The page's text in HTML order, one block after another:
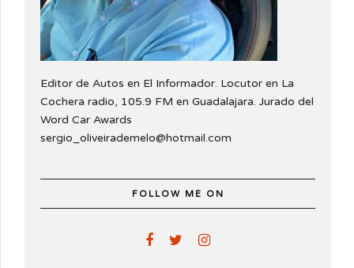
Editor de Autos en El Informador. Locutor en La
Cochera radio, 105.9 FM en Guadalajara. Jurado del
Word Car Awards
sergio_oliveirademelo@hotmail.com
FOLLOW ME ON